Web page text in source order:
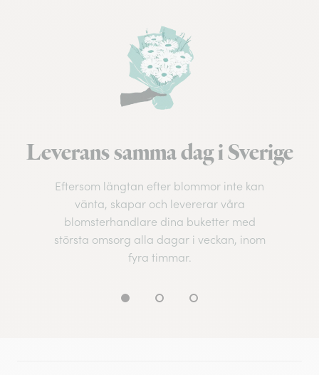
Leverans samma dag i Sverige
Eftersom längtan efter blommor inte kan
vänta, skapar och levererar våra
blomsterhandlare dina buketter med
största omsorg alla dagar i veckan, inom
fyra timmar.